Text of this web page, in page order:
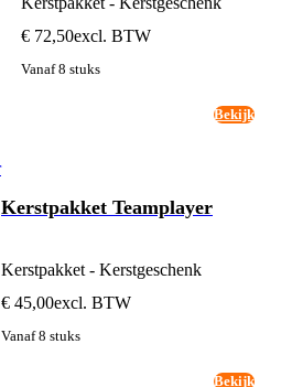
€ 72,50excl. BTW
Vanaf 8 stuks
Bekijk
Kerstpakket Teamplayer
Kerstpakket - Kerstgeschenk
€ 45,00excl. BTW
Vanaf 8 stuks
Bekijk